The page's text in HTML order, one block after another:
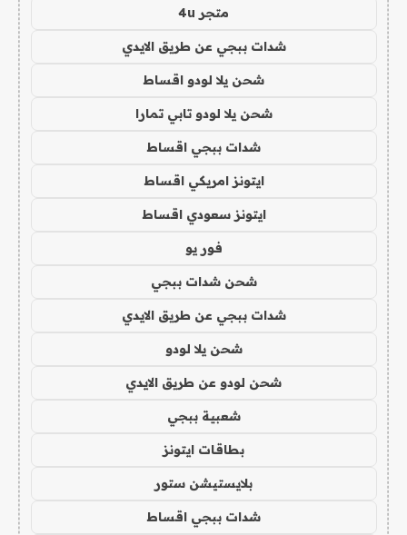
متجر 4u
شدات ببجي عن طريق الايدي
شحن يلا لودو اقساط
شحن يلا لودو تابي تمارا
شدات ببجي اقساط
ايتونز امريكي اقساط
ايتونز سعودي اقساط
فور يو
شحن شدات ببجي
شدات ببجي عن طريق الايدي
شحن يلا لودو
شحن لودو عن طريق الايدي
شعبية ببجي
بطاقات ايتونز
بلايستيشن ستور
شدات ببجي اقساط